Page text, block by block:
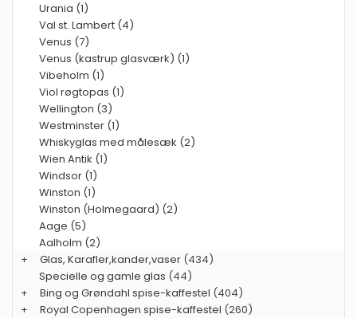
Urania (1)
Val st. Lambert (4)
Venus (7)
Venus (kastrup glasværk) (1)
Vibeholm (1)
Viol røgtopas (1)
Wellington (3)
Westminster (1)
Whiskyglas med målesæk (2)
Wien Antik (1)
Windsor (1)
Winston (1)
Winston (Holmegaard) (2)
Aage (5)
Aalholm (2)
+
Glas, Karafler,kander,vaser (434)
Specielle og gamle glas (44)
+
Bing og Grøndahl spise-kaffestel (404)
+
Royal Copenhagen spise-kaffestel (260)